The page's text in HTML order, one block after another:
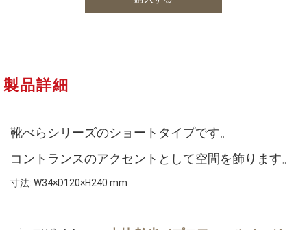
製品詳細
靴べらシリーズのショートタイプです。
コントランスのアクセントとして空間を飾ります。
寸法: W34×D120×H240 mm